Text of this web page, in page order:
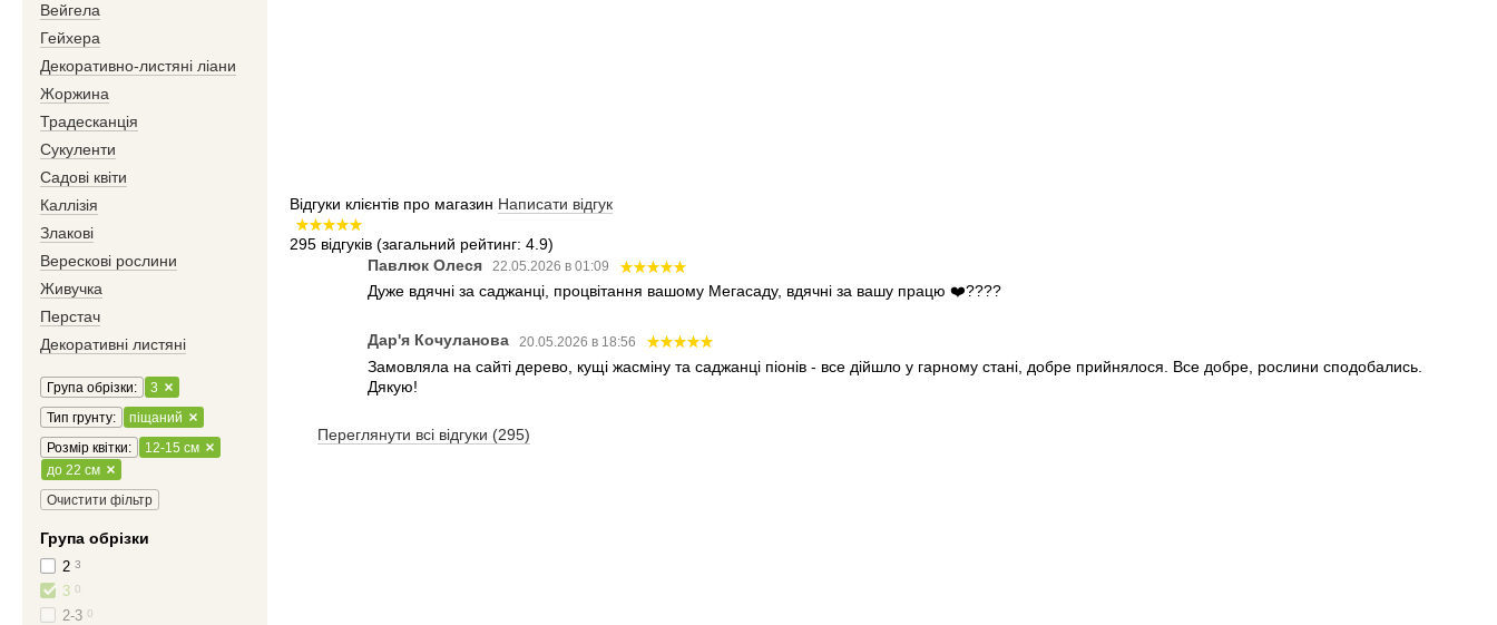
Відгуки клієнтів про магазин Написати відгук
295 відгуків (загальний рейтинг: 4.9)
Павлюк Олеся
22.05.2026 в 01:09
Дуже вдячні за саджанці, процвітання вашому Мегасаду, вдячні за вашу працю ❤️????
Дар'я Кочуланова 20.05.2026 в 18:56
Замовляла на сайті дерево, кущі жасміну та саджанці піонів - все дійшло у гарному стані, добре прийнялося. Все добре, рослини сподобались.
Дякую!
Переглянути всі відгуки (295)
Вейгела
Гейхера
Декоративно-листяні ліани
Жоржина
Традесканція
Сукуленти
Садові квіти
Каллізія
Злакові
Верескові рослини
Живучка
Перстач
Декоративні листяні
Група обрізки:
3
Тип грунту:
піщаний
Розмір квітки:
12-15 см
до 22 см
Очистити фільтр
Група обрізки
2 3
3 0
2-3 0